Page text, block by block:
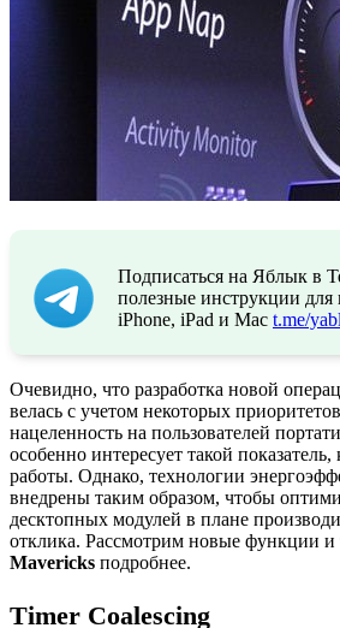
Подписаться на Яблык в
полезные инструкции для
iPhone, iPad и Mac t.me/
Очевидно, что разработка новой
велась с учетом некоторых
нацеленность на пользователей
особенно интересует такой
работы. Однако, технологии
внедрены таким образом, чтобы
десктопных модулей в плане
отклика. Рассмотрим новые функции и
Mavericks подробнее.
Timer Coalescing